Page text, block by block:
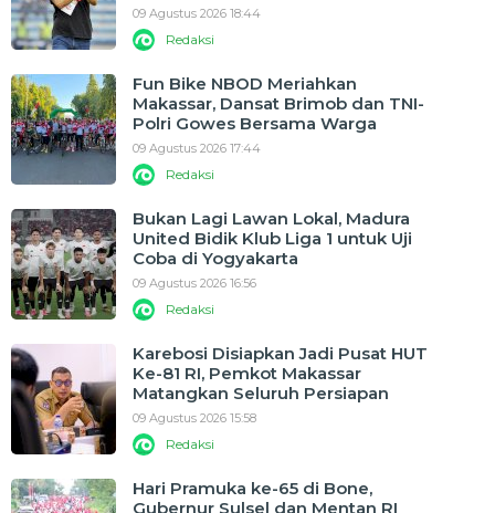
09 Agustus 2026 18:44
Redaksi
Fun Bike NBOD Meriahkan
Makassar, Dansat Brimob dan TNI-
Polri Gowes Bersama Warga
09 Agustus 2026 17:44
Redaksi
Bukan Lagi Lawan Lokal, Madura
United Bidik Klub Liga 1 untuk Uji
Coba di Yogyakarta
09 Agustus 2026 16:56
Redaksi
Karebosi Disiapkan Jadi Pusat HUT
Ke-81 RI, Pemkot Makassar
Matangkan Seluruh Persiapan
09 Agustus 2026 15:58
Redaksi
Hari Pramuka ke-65 di Bone,
Gubernur Sulsel dan Mentan RI